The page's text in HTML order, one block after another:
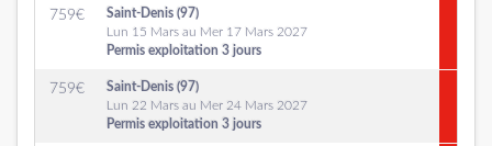
759€
Saint-Denis (97)
Lun 15 Mars au Mer 17 Mars 2027
Permis exploitation 3 jours
759€
Saint-Denis (97)
Lun 22 Mars au Mer 24 Mars 2027
Permis exploitation 3 jours